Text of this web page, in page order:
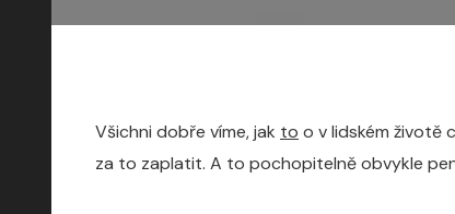
Všichni dobře víme, jak to o v lidském životě
za to zaplatit. A to pochopitelně obvykle